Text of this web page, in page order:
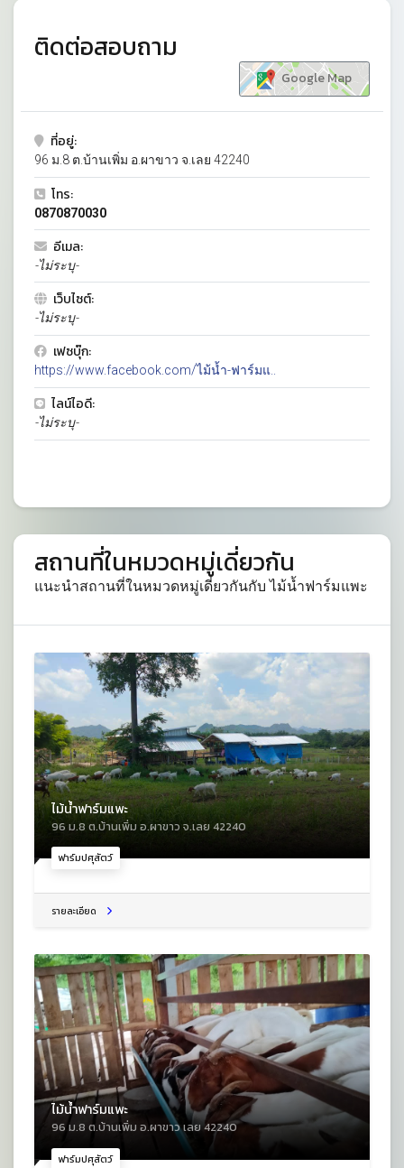
ติดต่อสอบถาม
Google Map
ที่อยู่:
96 ม.8 ต.บ้านเพิ่ม อ.ผาขาว จ.เลย 42240
โทร:
0870870030
อีเมล:
-ไม่ระบุ-
เว็บไซต์:
-ไม่ระบุ-
เฟซบุ๊ก:
https://www.facebook.com/ไม้น้ำ-ฟาร์มแ..
ไลน์ไอดี:
-ไม่ระบุ-
สถานที่ในหมวดหมู่เดี่ยวกัน
แนะนำสถานที่ในหมวดหมู่เดี่ยวกันกับ ไม้น้ำฟาร์มแพะ
ฟาร์มปศุสัตว์
ไม้น้ำฟาร์มแพะ
96 ม.8 ต.บ้านเพิ่ม อ.ผาขาว จ.เลย 42240
รายละเอียด
ฟาร์มปศุสัตว์
ไม้น้ำฟาร์มแพะ
96 ม.8 ต.บ้านเพิ่ม อ.ผาขาว เลย 42240